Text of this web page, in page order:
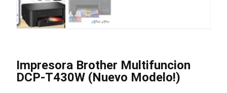
Impresora Brother Multifuncion
DCP-T430W (Nuevo Modelo!)